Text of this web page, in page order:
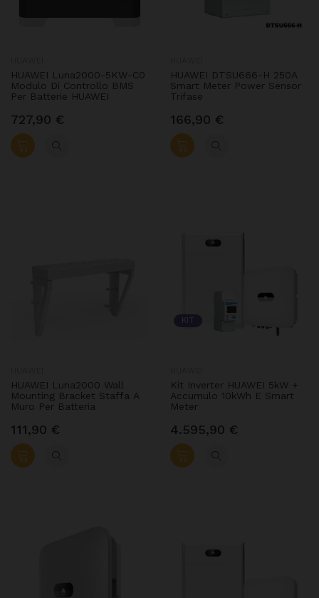
HUAWEI Luna2000-5KW-C0
Modulo Di Controllo BMS
Per Batterie HUAWEI
727,90 €
HUAWEI DTSU666-H 250A
Smart Meter Power Sensor
Trifase
166,90 €
HUAWEI Luna2000 Wall
Mounting Bracket Staffa A
Muro Per Batteria
111,90 €
KIT
Kit Inverter HUAWEI 5kW +
Accumulo 10kWh E Smart
Meter
4.595,90 €